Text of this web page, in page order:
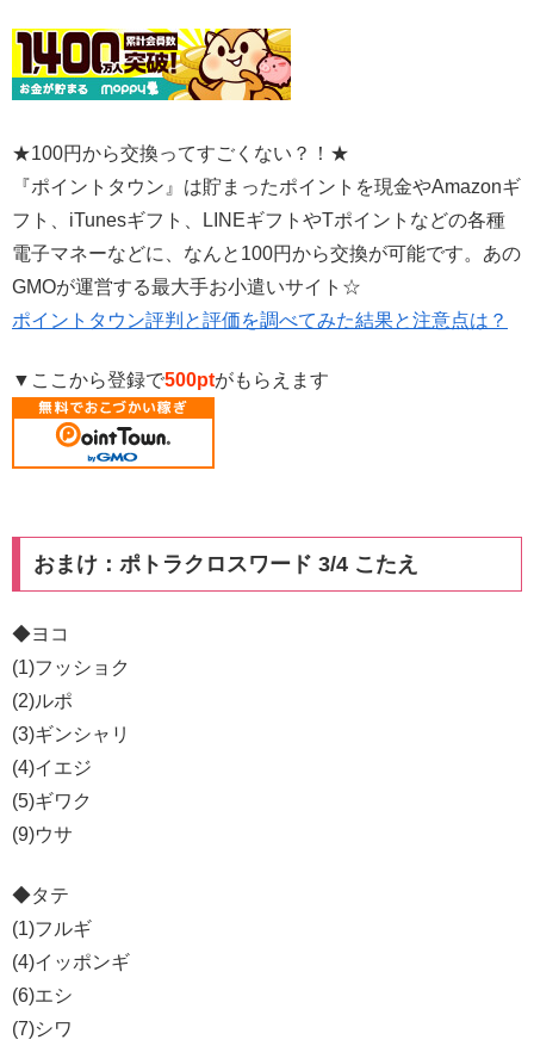
★100円から交換ってすごくない？！★
『ポイントタウン』は貯まったポイントを現金やAmazonギ
フト、iTunesギフト、LINEギフトやTポイントなどの各種
電子マネーなどに、なんと100円から交換が可能です。あの
GMOが運営する最大手お小遣いサイト☆
ポイントタウン評判と評価を調べてみた結果と注意点は？
▼ここから登録で500ptがもらえます
おまけ：ポトラクロスワード 3/4 こたえ
◆ヨコ
(1)フッショク
(2)ルポ
(3)ギンシャリ
(4)イエジ
(5)ギワク
(9)ウサ
◆タテ
(1)フルギ
(4)イッポンギ
(6)エシ
(7)シワ